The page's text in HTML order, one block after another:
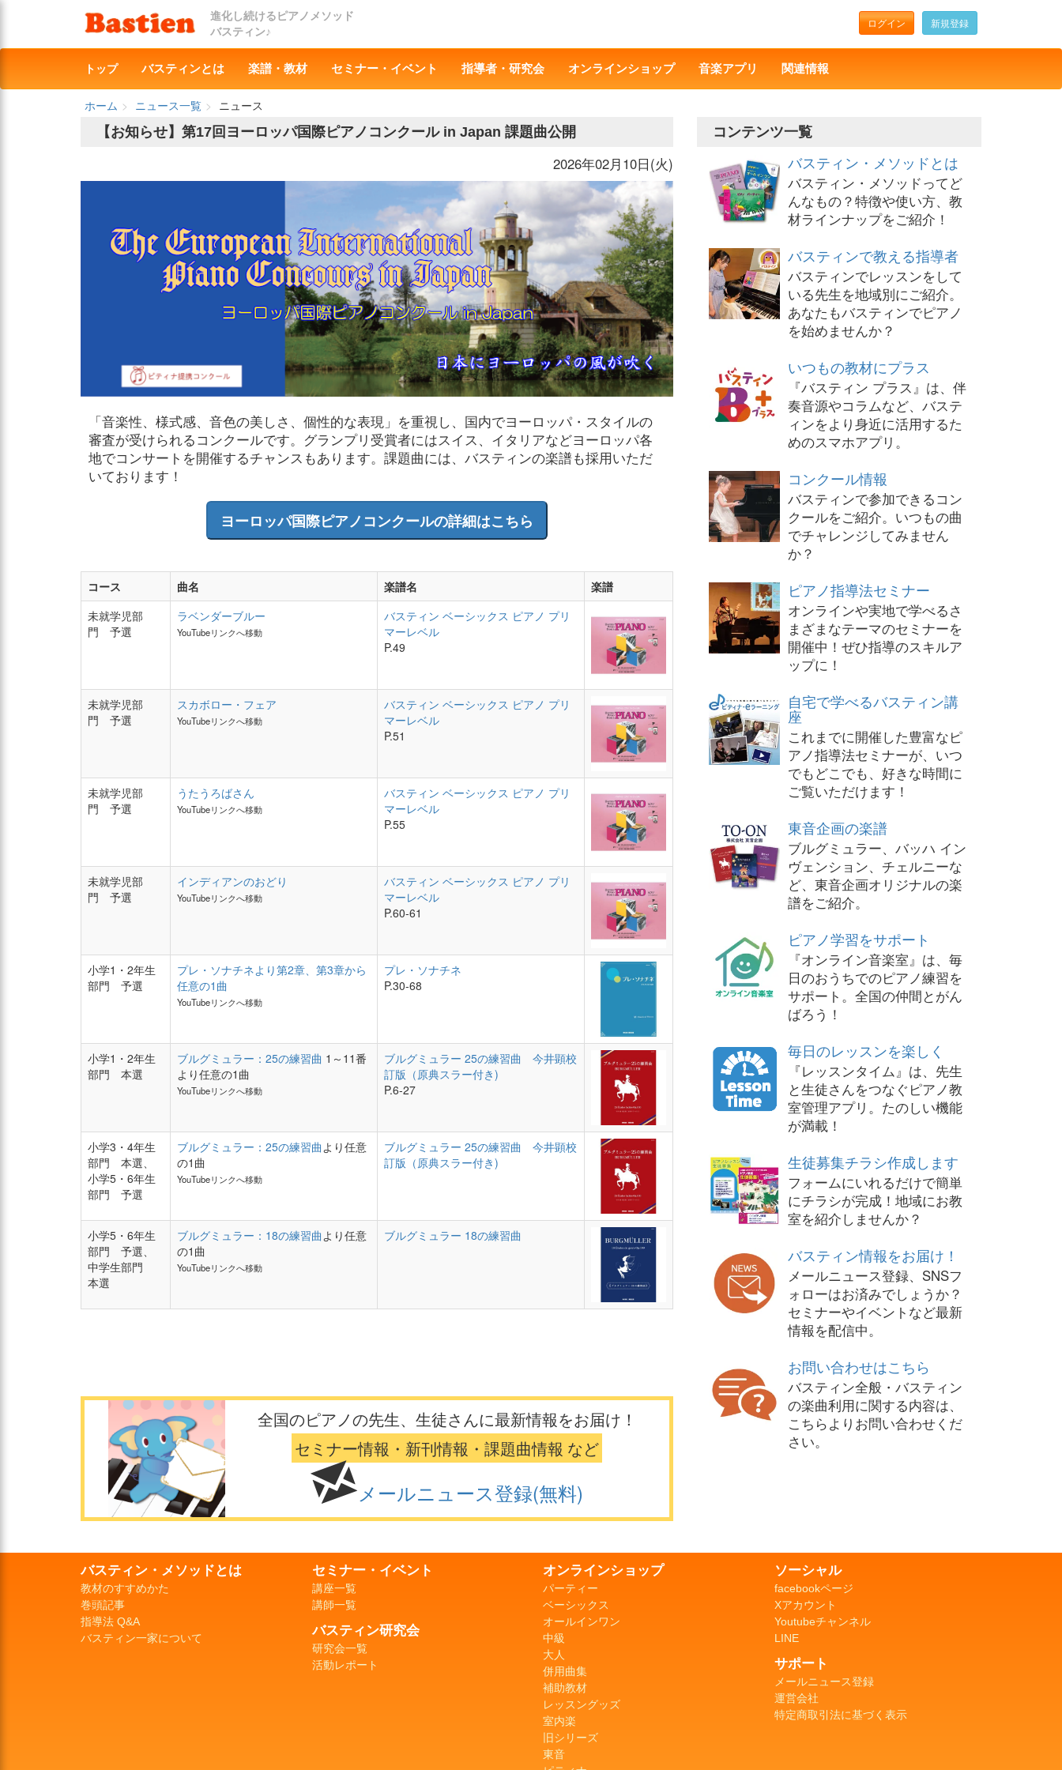
進化し続けるピアノメソッド
バスティン♪
ログイン 新規登録
トップ バスティンとは 楽譜・教材 セミナー・イベント 指導者・研究会 オンラインショップ 音楽アプリ 関連情報
ホーム ニュース一覧
ニュース
【お知らせ】第17回ヨーロッパ国際ピアノコンクール in Japan 課題曲公開
2026年02月10日(火)
「音楽性、様式感、音色の美しさ、個性的な表現」を重視し、国内でヨーロッパ・スタイルの
審査が受けられるコンクールです。グランプリ受賞者にはスイス、イタリアなどヨーロッパ各
地でコンサートを開催するチャンスもあります。課題曲には、バスティンの楽譜も採用いただ
いております！
ヨーロッパ国際ピアノコンクールの詳細はこちら
コース 曲名 楽譜名
楽譜
未就学児部
門 予選
ラベンダーブルー
YouTubeリンクへ移動
バスティン ベーシックス ピアノ プリ
マーレベル
P.49
未就学児部
門 予選
スカボロー・フェア
YouTubeリンクへ移動
バスティン ベーシックス ピアノ プリ
マーレベル
P.51
未就学児部
門 予選
うたうろばさん
YouTubeリンクへ移動
バスティン ベーシックス ピアノ プリ
マーレベル
P.55
未就学児部
門 予選
インディアンのおどり
YouTubeリンクへ移動
バスティン ベーシックス ピアノ プリ
マーレベル
P.60-61
小学1・2年生
部門 予選
プレ・ソナチネより第2章、第3章から
任意の1曲
YouTubeリンクへ移動
プレ・ソナチネ
P.30-68
小学1・2年生
部門 本選
ブルグミュラー：25の練習曲 1～11番
より任意の1曲
YouTubeリンクへ移動
ブルグミュラー 25の練習曲 今井顕校
訂版（原典スラー付き)
P.6-27
小学3・4年生
部門 本選、
小学5・6年生
部門 予選
ブルグミュラー：25の練習曲より任意
の1曲
YouTubeリンクへ移動
ブルグミュラー 25の練習曲 今井顕校
訂版（原典スラー付き)
小学5・6年生
部門 予選、
中学生部門
本選
ブルグミュラー：18の練習曲より任意
の1曲
YouTubeリンクへ移動
ブルグミュラー 18の練習曲
全国のピアノの先生、生徒さんに最新情報をお届け！
セミナー情報・新刊情報・課題曲情報 など
メールニュース登録(無料)
コンテンツ一覧
バスティン・メソッドとは
バスティン・メソッドってど
んなもの？特徴や使い方、教
材ラインナップをご紹介！
バスティンで教える指導者
バスティンでレッスンをして
いる先生を地域別にご紹介。
あなたもバスティンでピアノ
を始めませんか？
いつもの教材にプラス
『バスティン プラス』は、伴
奏音源やコラムなど、バステ
ィンをより身近に活用するた
めのスマホアプリ。
コンクール情報
バスティンで参加できるコン
クールをご紹介。いつもの曲
でチャレンジしてみません
か？
ピアノ指導法セミナー
オンラインや実地で学べるさ
まざまなテーマのセミナーを
開催中！ぜひ指導のスキルア
ップに！
自宅で学べるバスティン講
座
これまでに開催した豊富なピ
アノ指導法セミナーが、いつ
でもどこでも、好きな時間に
ご覧いただけます！
東音企画の楽譜
ブルグミュラー、バッハ イン
ヴェンション、チェルニーな
ど、東音企画オリジナルの楽
譜をご紹介。
ピアノ学習をサポート
『オンライン音楽室』は、毎
日のおうちでのピアノ練習を
サポート。全国の仲間とがん
ばろう！
毎日のレッスンを楽しく
『レッスンタイム』は、先生
と生徒さんをつなぐピアノ教
室管理アプリ。たのしい機能
が満載！
生徒募集チラシ作成します
フォームにいれるだけで簡単
にチラシが完成！地域にお教
室を紹介しませんか？
バスティン情報をお届け！
メールニュース登録、SNSフ
ォローはお済みでしょうか？
セミナーやイベントなど最新
情報を配信中。
お問い合わせはこちら
バスティン全般・バスティン
の楽曲利用に関する内容は、
こちらよりお問い合わせくだ
さい。
バスティン・メソッドとは
教材のすすめかた
巻頭記事
指導法 Q&A
バスティン一家について
セミナー・イベント
講座一覧
講師一覧
バスティン研究会
研究会一覧
活動レポート
オンラインショップ
パーティー
ベーシックス
オールインワン
中級
大人
併用曲集
補助教材
レッスングッズ
室内楽
旧シリーズ
東音
ソーシャル
facebookページ
Xアカウント
Youtubeチャンネル
LINE
サポート
メールニュース登録
運営会社
特定商取引法に基づく表示